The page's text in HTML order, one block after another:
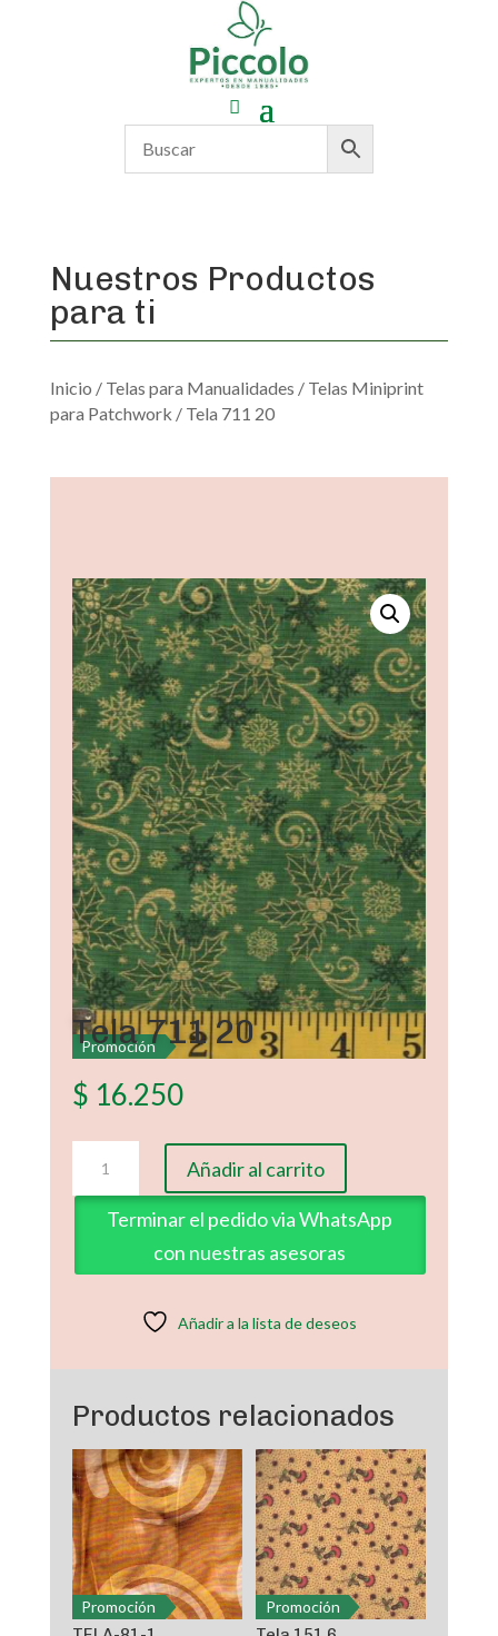
Nuestros Productos
para ti
Inicio / Telas para Manualidades / Telas Miniprint
para Patchwork / Tela 711 20
Promoción
Tela 711 20
$ 16.250
20
cantidad
Añadir al carrito
Terminar el pedido via WhatsApp
con nuestras asesoras
Añadir a la lista de deseos
Productos relacionados
Promoción Promoción